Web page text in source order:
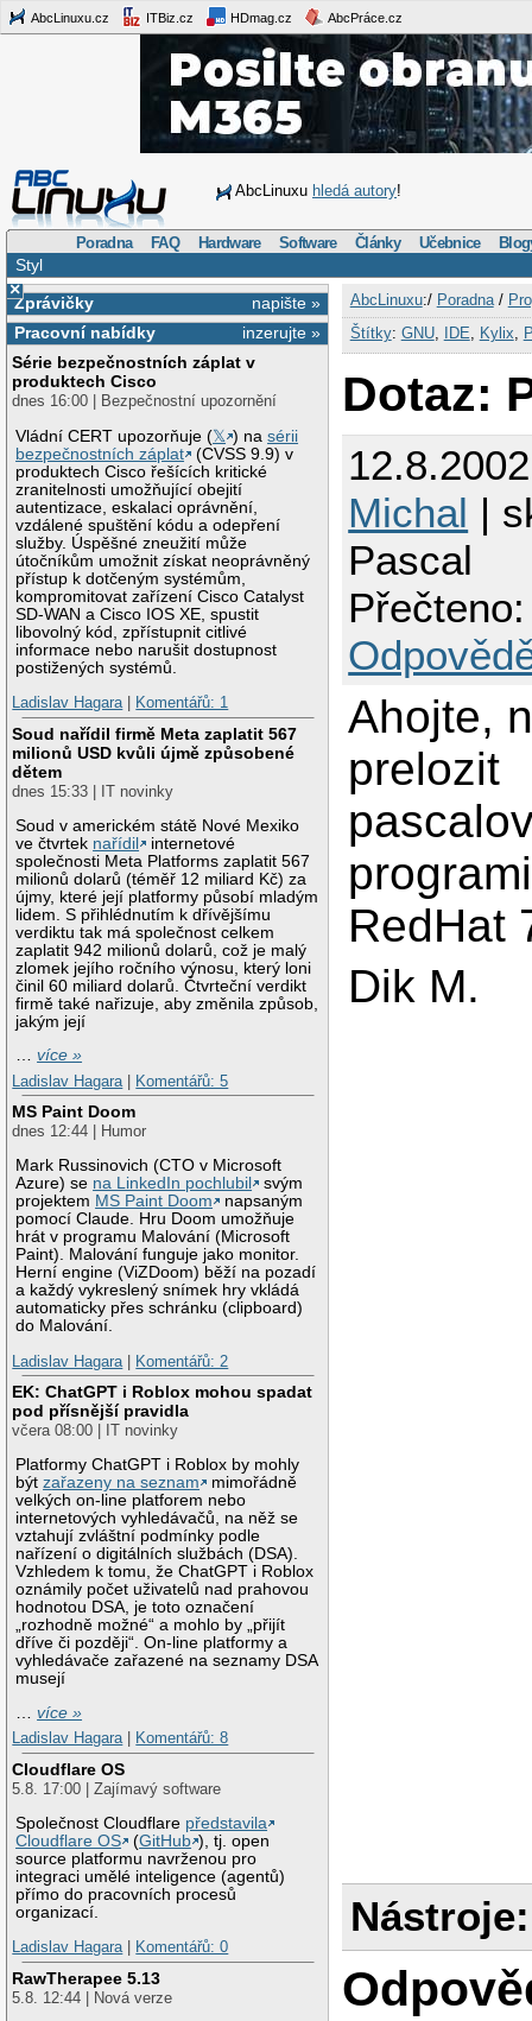
AbcLinuxu.cz ITBiz.cz HDmag.cz AbcPráce.cz
AbcLinuxu hledá autory!
Poradna FAQ Hardware Software Články Učebnice
Styl
×
napište »
Zprávičky
inzerujte »
Pracovní nabídky
Série bezpečnostních záplat v
produktech Cisco
dnes 16:00 | Bezpečnostní upozornění
Vládní CERT upozorňuje (𝕏 ) nasérii
bezpečnostních záplat
(CVSS 9.9) v
produktech Cisco řešících kritické
zranitelnosti umožňující obejití
autentizace, eskalaci oprávnění,
vzdálené spuštění kódu a odepření
služby. Úspěšné zneužití může
útočníkům umožnit získat neoprávněný
přístup k dotčeným systémům,
kompromitovat zařízení Cisco Catalyst
SD-WAN a Cisco IOS XE, spustit
libovolný kód, zpřístupnit citlivé
informace nebo narušit dostupnost
postižených systémů.
Ladislav Hagara| Komentářů: 1
Soud nařídil firmě Meta zaplatit 567
milionů USD kvůli újmě způsobené
dětem
dnes 15:33 | IT novinky
Soud v americkém státě Nové Mexiko
ve čtvrtek nařídil
internetové
společnosti Meta Platforms zaplatit 567
milionů dolarů (téměř 12 miliard Kč) za
újmy, které její platformy působí mladým
lidem. S přihlédnutím k dřívějšímu
verdiktu tak má společnost celkem
zaplatit 942 milionů dolarů, což je malý
zlomek jejího ročního výnosu, který loni
činil 60 miliard dolarů. Čtvrteční verdikt
firmě také nařizuje, aby změnila způsob,
jakým její
…více »
Ladislav Hagara
Komentářů: 5
MS Paint Doom
dnes 12:44 | Humor
Mark Russinovich (CTO v Microsoft
Azure) se na LinkedIn pochlubil
svým
projektem MS Paint Doom
napsaným
pomocí Claude. Hru Doom umožňuje
hrát v programu Malování (Microsoft
Paint). Malování funguje jako monitor.
Herní engine (ViZDoom) běží na pozadí
a každý vykreslený snímek hry vkládá
automaticky přes schránku (clipboard)
do Malování.
Ladislav Hagara
Komentářů: 2
EK: ChatGPT i Roblox mohou spadat
pod přísnější pravidla
včera 08:00 | IT novinky
Platformy ChatGPT i Roblox by mohly
býtzařazeny na seznam
mimořádně
velkých on-line platforem nebo
internetových vyhledávačů, na něž se
vztahují zvláštní podmínky podle
nařízení o digitálních službách (DSA).
Vzhledem k tomu, že ChatGPT i Roblox
oznámily počet uživatelů nad prahovou
hodnotou DSA, je toto označení
„rozhodně možné“ a mohlo by „přijít
dříve či později“. On-line platformy a
vyhledávače zařazené na seznamy DSA
musejí
…více »
Ladislav Hagara| Komentářů: 8
Cloudflare OS
5.8. 17:00 | Zajímavý software
Společnost Cloudflare představila
Cloudflare OS
(GitHub ), tj. open
source platformu navrženou pro
integraci umělé inteligence (agentů)
přímo do pracovních procesů
organizací.
Ladislav Hagara| Komentářů: 0
RawTherapee 5.13
5.8. 12:44 | Nová verze
AbcLinuxu:/ Poradna/
Štítky: GNU, IDE Kylix
Dotaz:
Michal |
Pascal
Ahojte,
prelozit
RedHat
Dik M.
Nástroje: